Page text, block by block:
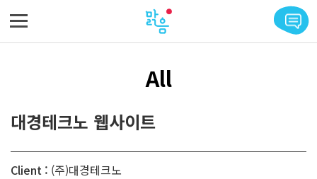
All
대경테크노 웹사이트
Client : (주)대경테크노